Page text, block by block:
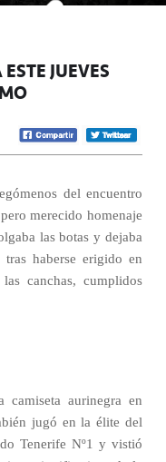
JUEVES
del encuentro
merecido homenaje
las botas y dejaba
haberse erigido en
canchas, cumplidos
camiseta aurinegra en
jugó en la élite del
Tenerife Nº1 y vistió